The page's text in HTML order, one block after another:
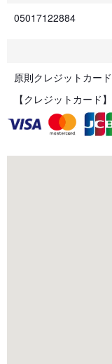
05017122884
原則クレジットカード
【クレジットカード】